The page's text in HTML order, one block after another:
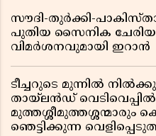
സൗദി-തുർക്കി-
പുതിയ സൈനിക
വിമർശനവുമായി ഇറാൻ
ടീച്ചറുടെ മുന്നിൽ
തായ്‌ലൻഡ്
മുത്തശ്ശീമുത്തശ്ശന്മാരും
ഞെട്ടിക്കുന്ന